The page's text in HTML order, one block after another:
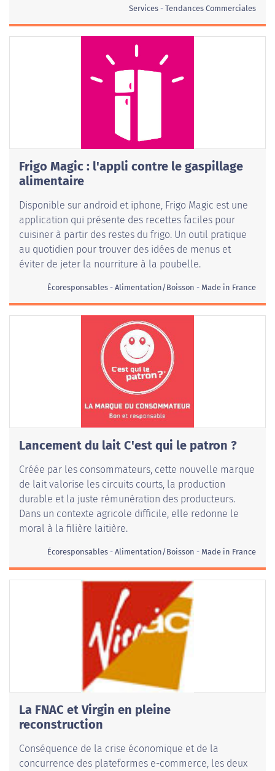
Services Tendances Commerciales
Frigo Magic : l'appli contre le gaspillage
alimentaire
Disponible sur android et iphone, Frigo Magic est une
application qui présente des recettes faciles pour
cuisiner à partir des restes du frigo. Un outil pratique
au quotidien pour trouver des idées de menus et
éviter de jeter la nourriture à la poubelle.
Écoresponsables Alimentation/Boisson Made in France
Lancement du lait C'est qui le patron ?
Créée par les consommateurs, cette nouvelle marque
de lait valorise les circuits courts, la production
durable et la juste rémunération des producteurs.
Dans un contexte agricole difficile, elle redonne le
moral à la filière laitière.
Écoresponsables Alimentation/Boisson Made in France
La FNAC et Virgin en pleine
reconstruction
Conséquence de la crise économique et de la
concurrence des plateformes e-commerce, les deux